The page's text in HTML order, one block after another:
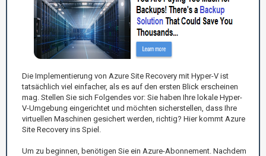
Die Implementierung von Azure Site Recovery mit Hyper-V ist
tatsächlich viel einfacher, als es auf den ersten Blick erscheinen
mag. Stellen Sie sich Folgendes vor: Sie haben Ihre lokale Hyper-
V-Umgebung eingerichtet und möchten sicherstellen, dass Ihre
virtuellen Maschinen gesichert werden, richtig? Hier kommt Azure
Site Recovery ins Spiel.
Um zu beginnen, benötigen Sie ein Azure-Abonnement. Nachdem